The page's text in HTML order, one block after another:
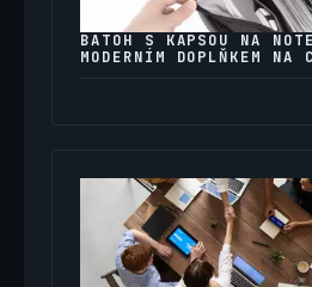
BATOH S KAPSOU NA
MODERNÍM DOPLŇKEM NA